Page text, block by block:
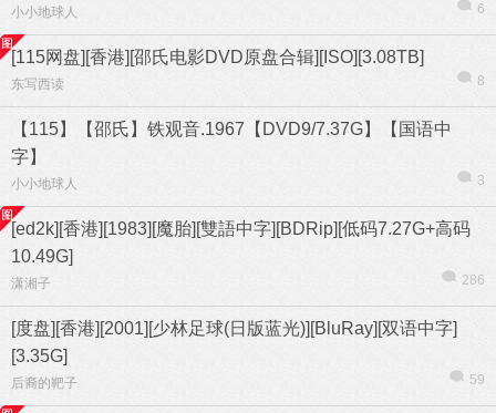
小小地球人 6
[115网盘][香港][邵氏电影DVD原盘合辑][ISO][3.08TB]
东写西读 8
【115】【邵氏】铁观音.1967【DVD9/7.37G】【国语中
字】
小小地球人 3
[ed2k][香港][1983][魔胎][雙語中字][BDRip][低码7.27G+高码
10.49G]
潇湘子 286
[度盘][香港][2001][少林足球(日版蓝光)][BluRay][双语中字]
[3.35G]
后裔的靶子 59